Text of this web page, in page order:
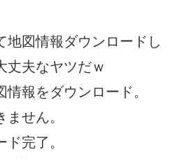
地図情報ダウンロードし
丈夫なヤツだｗ
報をダウンロード。
せん。
完了。